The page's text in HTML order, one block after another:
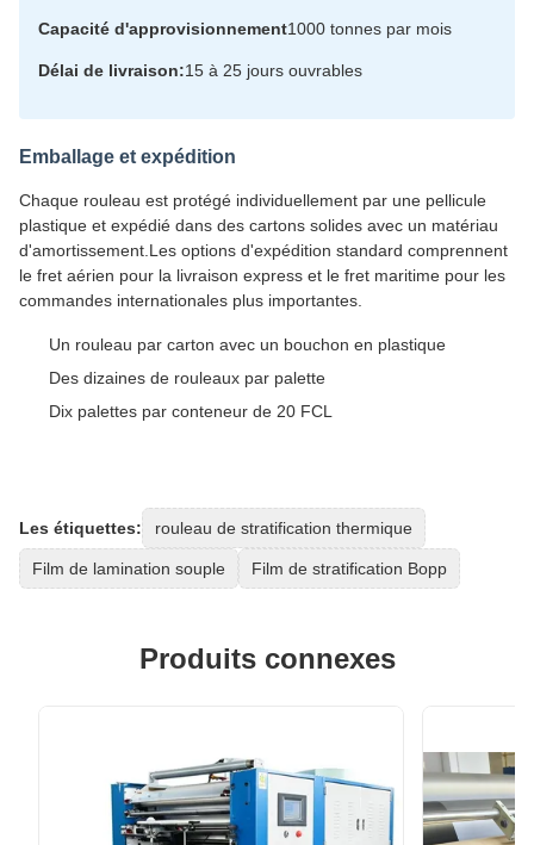
Capacité d'approvisionnement1000 tonnes par mois
Délai de livraison:15 à 25 jours ouvrables
Emballage et expédition
Chaque rouleau est protégé individuellement par une pellicule
plastique et expédié dans des cartons solides avec un matériau
d'amortissement.Les options d'expédition standard comprennent
le fret aérien pour la livraison express et le fret maritime pour les
commandes internationales plus importantes.
Un rouleau par carton avec un bouchon en plastique
Des dizaines de rouleaux par palette
Dix palettes par conteneur de 20 FCL
Les étiquettes: rouleau de stratification thermique
Film de lamination souple Film de stratification Bopp
Produits connexes